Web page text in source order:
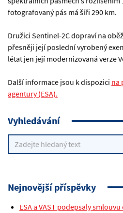
fotografovaný pás má šíři 290 km.
Družici Sentinel-2C dopraví na
přesněji její poslední vyrobený
létat jen její modernizovaná verze
Další informace jsou k dispozici na
agentury (ESA).
Vyhledávání
Nejnovější příspěvky
ESA a VAST podepsaly